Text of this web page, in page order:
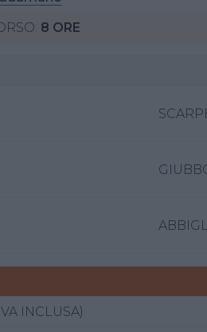
8 ORE
INCLUSA)